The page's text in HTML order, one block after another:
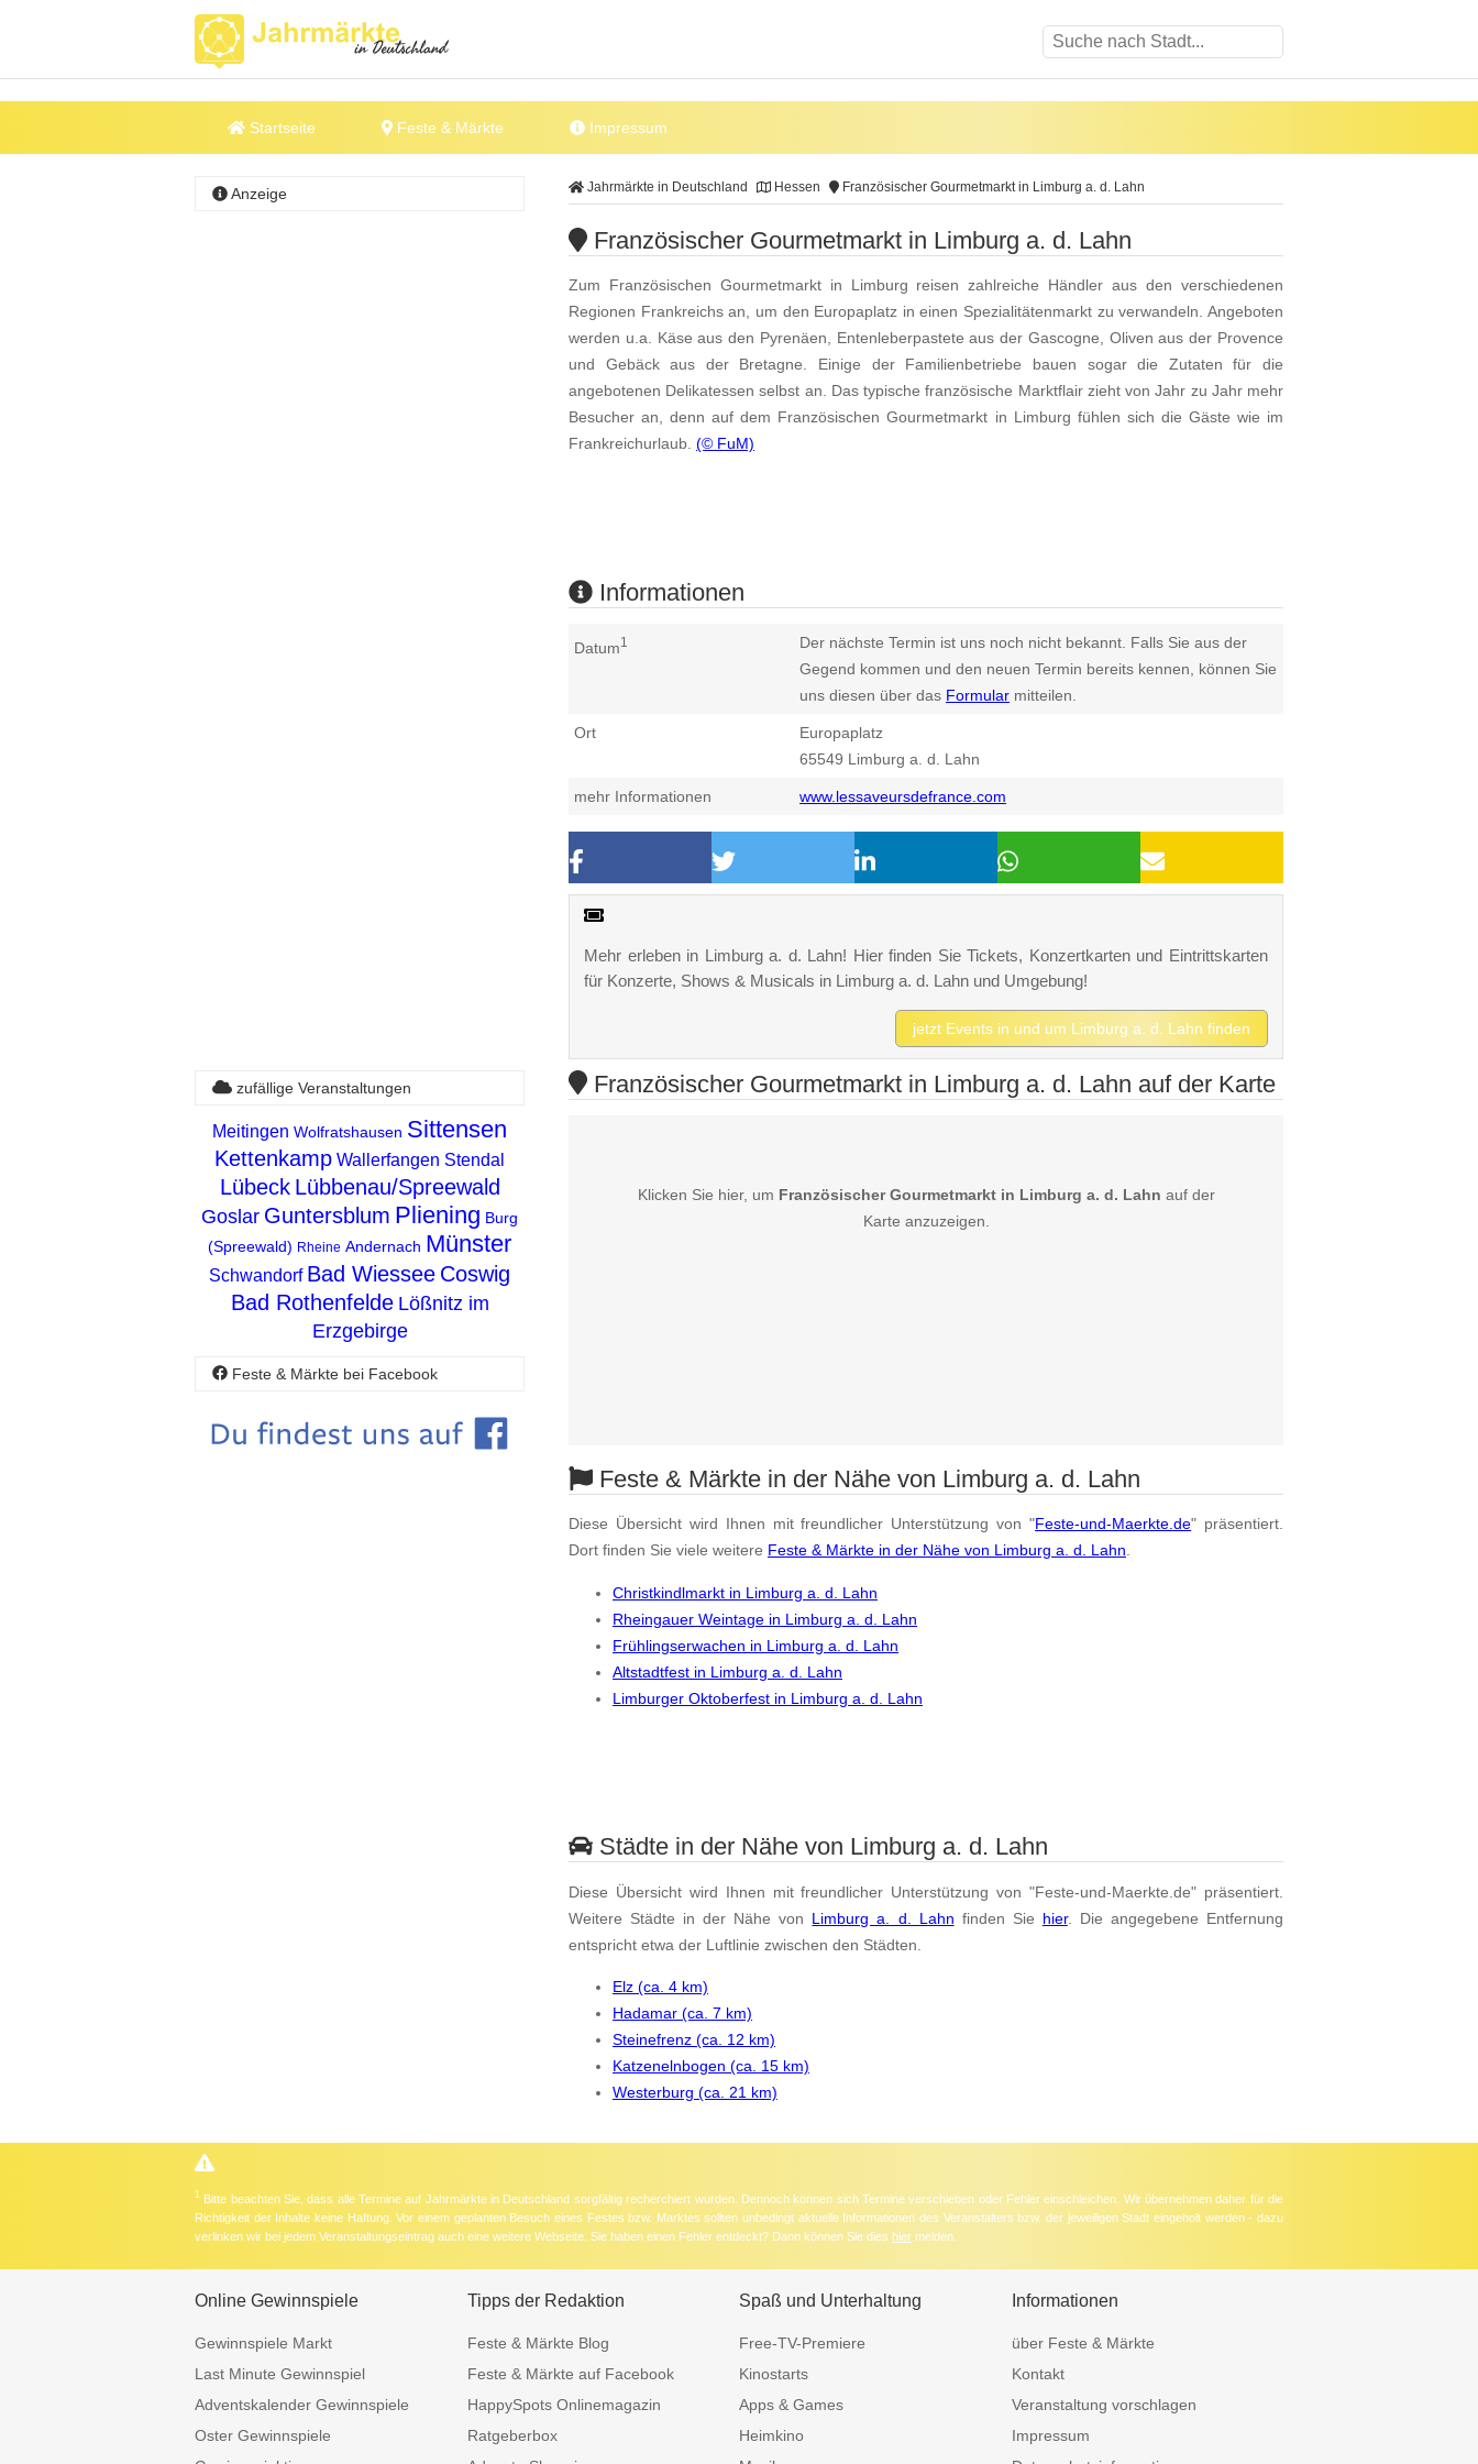
Startseite Feste & Märkte Impressum
Jahrmärkte in Deutschland Hessen Französischer Gourmetmarkt in Limburg a. d. Lahn
Französischer Gourmetmarkt in Limburg a. d. Lahn
Zum Französischen Gourmetmarkt in Limburg reisen zahlreiche Händler aus den verschiedenen
Regionen Frankreichs an, um den Europaplatz in einen Spezialitätenmarkt zu verwandeln. Angeboten
werden u.a. Käse aus den Pyrenäen, Entenleberpastete aus der Gascogne, Oliven aus der Provence
und Gebäck aus der Bretagne. Einige der Familienbetriebe bauen sogar die Zutaten für die
angebotenen Delikatessen selbst an. Das typische französische Marktflair zieht von Jahr zu Jahr mehr
Besucher an, denn auf dem Französischen Gourmetmarkt in Limburg fühlen sich die Gäste wie im
Frankreichurlaub. (© FuM)
Informationen
Datum1
Der nächste Termin ist uns noch nicht bekannt. Falls Sie aus der
Gegend kommen und den neuen Termin bereits kennen, können Sie
uns diesen über das Formular mitteilen.
Ort
Europaplatz
65549 Limburg a. d. Lahn
mehr Informationen www.lessaveursdefrance.com
Mehr erleben in Limburg a. d. Lahn! Hier finden Sie Tickets, Konzertkarten und Eintrittskarten
für Konzerte, Shows & Musicals in Limburg a. d. Lahn und Umgebung!
jetzt Events in und um Limburg a. d. Lahn finden
Anzeige
Französischer Gourmetmarkt in Limburg a. d. Lahn auf der Karte
Klicken Sie hier, um Französischer Gourmetmarkt in Limburg a. d. Lahn auf der
Karte anzuzeigen.
Feste & Märkte in der Nähe von Limburg a. d. Lahn
Diese Übersicht wird Ihnen mit freundlicher Unterstützung von "Feste-und-Maerkte.de" präsentiert.
Dort finden Sie viele weitere Feste & Märkte in der Nähe von Limburg a. d. Lahn.
Christkindlmarkt in Limburg a. d. Lahn
Rheingauer Weintage in Limburg a. d. Lahn
Frühlingserwachen in Limburg a. d. Lahn
Altstadtfest in Limburg a. d. Lahn
Limburger Oktoberfest in Limburg a. d. Lahn
Städte in der Nähe von Limburg a. d. Lahn
Diese Übersicht wird Ihnen mit freundlicher Unterstützung von "Feste-und-Maerkte.de" präsentiert.
Weitere Städte in der Nähe von Limburg a. d. Lahn finden Sie hier. Die angegebene Entfernung
entspricht etwa der Luftlinie zwischen den Städten.
Elz (ca. 4 km)
Hadamar (ca. 7 km)
Steinefrenz (ca. 12 km)
Katzenelnbogen (ca. 15 km)
Westerburg (ca. 21 km)
zufällige Veranstaltungen
Meitingen Wolfratshausen Sittensen
Kettenkamp Wallerfangen Stendal
Lübeck Lübbenau/Spreewald
Goslar Guntersblum Pliening Burg
(Spreewald) Rheine Andernach Münster
Schwandorf Bad Wiessee Coswig
Bad Rothenfelde Lößnitz im
Erzgebirge
Feste & Märkte bei Facebook
1 Bitte beachten Sie, dass alle Termine auf Jahrmärkte in Deutschland sorgfältig recherchiert wurden. Dennoch können sich Termine verschieben oder Fehler einschleichen. Wir übernehmen daher für die
Richtigkeit der Inhalte keine Haftung. Vor einem geplanten Besuch eines Festes bzw. Marktes sollten unbedingt aktuelle Informationen des Veranstalters bzw. der jeweiligen Stadt eingeholt werden - dazu
verlinken wir bei jedem Veranstaltungseintrag auch eine weitere Webseite. Sie haben einen Fehler entdeckt? Dann können Sie dies hier melden.
Online Gewinnspiele
Gewinnspiele Markt
Last Minute Gewinnspiel
Adventskalender Gewinnspiele
Oster Gewinnspiele
Tipps der Redaktion
Feste & Märkte Blog
Feste & Märkte auf Facebook
HappySpots Onlinemagazin
Ratgeberbox
Spaß und Unterhaltung
Free-TV-Premiere
Kinostarts
Apps & Games
Heimkino
Informationen
über Feste & Märkte
Kontakt
Veranstaltung vorschlagen
Impressum